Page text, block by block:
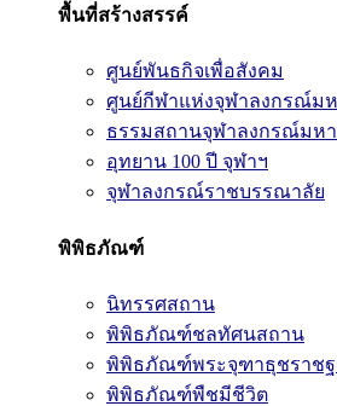
พื้นที่สร้างสรรค์
ศูนย์พันธกิจเพื่อสังคม
ศูนย์กีฬาแห่งจุฬาลงกรณ์ม
ธรรมสถานจุฬาลงกรณ์มห
อุทยาน 100 ปี จุฬาฯ
จุฬาลงกรณ์ราชบรรณาลัย
พิพิธภัณฑ์
นิทรรศสถาน
พิพิธภัณฑ์ชลทัศนสถาน
พิพิธภัณฑ์พระจุฑาธุชราช
พิพิธภัณฑ์พืชมีชีวิต